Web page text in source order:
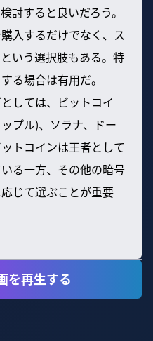
討すると良いだろう。
入するだけでなく、ス
いう選択肢もある。特
る場合は有用だ。
しては、ビットコイ
プル)、ソラナ、ドー
トコインは王者として
る一方、その他の暗号
じて選ぶことが重要
を再生する